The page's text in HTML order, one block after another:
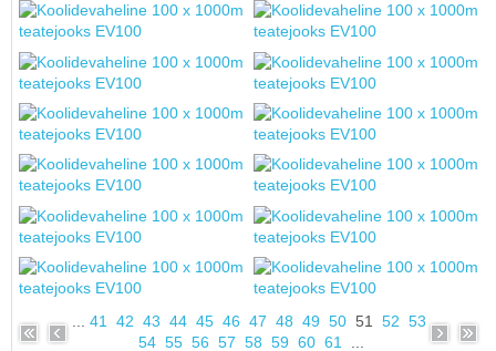
41 42 43 44 45 46 47 48 49 50 51 52 53
54 55 56 57 58 59 60 61